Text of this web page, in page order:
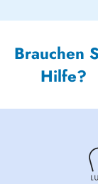
Brauchen
Hilfe?